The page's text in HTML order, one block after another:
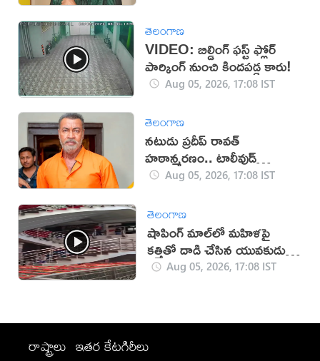
తెలంగాణ
VIDEO: బిల్డింగ్ ఫస్ట్ ఫ్లోర్
పార్కింగ్ నుంచి కిందపడ్డ కారు!
Aug 05, 2026, 17:08 IST
తెలంగాణ
నటుడు ప్రదీప్ రావత్
హఠాన్మరణం.. టాలీవుడ్
స్పందనపై విమర్శలు
Aug 05, 2026, 17:08 IST
తెలంగాణ
షాపింగ్ మాల్‌లో మహిళపై
కత్తితో దాడి చేసిన యువకుడు
(వీడియో)
Aug 05, 2026, 17:08 IST
రాష్ట్రాలు ఇతర కేటగిరీలు